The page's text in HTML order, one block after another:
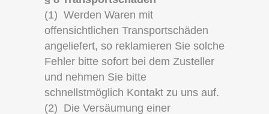
(1) Werden Waren mit
offensichtlichen Transportschäden
angeliefert, so reklamieren Sie solche
Fehler bitte sofort bei dem Zusteller
und nehmen Sie bitte
schnellstmöglich Kontakt zu uns auf.
(2) Die Versäumung einer